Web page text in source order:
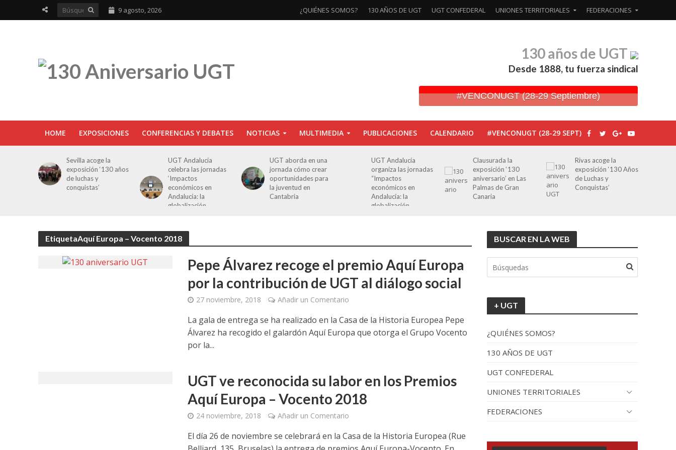
9 agosto, 2026 ¿QUIÉNES SOMOS? 130 AÑOS DE UGT UGT CONFEDERAL UNIONES TERRITORIALES FEDERACIONES
130 años de UGT
Desde 1888, tu fuerza sindical
#VENCONUGT (28-29 Septiembre)
HOME EXPOSICIONES CONFERENCIAS Y DEBATES NOTICIAS MULTIMEDIA PUBLICACIONES CALENDARIO #VENCONUGT (28-29 SEPT)
Sevilla acoge la
exposición ‘130 años
de luchas y
conquistas’
UGT Andalucía
celebra las jornadas
‘Impactos
económicos en
Andalucía: la
globalización
UGT aborda en una
jornada cómo crear
oportunidades para
la juventud en
Cantabria
UGT Andalucía
organiza las jornadas
“Impactos
económicos en
Andalucía: la
globalización
Clausurada la
exposición ‘130
aniversario’ en Las
Palmas de Gran
Canaria
Rivas acoge la
exposición ‘130 Años
de Luchas y
Conquistas’
EtiquetaAquí Europa – Vocento 2018
Pepe Álvarez recoge el premio Aquí Europa
por la contribución de UGT al diálogo social
27 noviembre, 2018 Añadir un Comentario
La gala de entrega se ha realizado en la Casa de la Historia Europea Pepe
Álvarez ha recogido el galardón Aquí Europa que otorga el Grupo Vocento
por la...
UGT ve reconocida su labor en los Premios
Aquí Europa – Vocento 2018
24 noviembre, 2018 Añadir un Comentario
El día 26 de noviembre se celebrará en la Casa de la Historia Europea (Rue
BUSCAR EN LA WEB
+ UGT
¿QUIÉNES SOMOS?
130 AÑOS DE UGT
UGT CONFEDERAL
UNIONES TERRITORIALES
FEDERACIONES